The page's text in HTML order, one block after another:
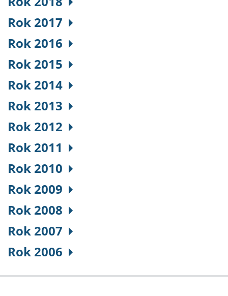
Rok 2017
Rok 2016
Rok 2015
Rok 2014
Rok 2013
Rok 2012
Rok 2011
Rok 2010
Rok 2009
Rok 2008
Rok 2007
Rok 2006